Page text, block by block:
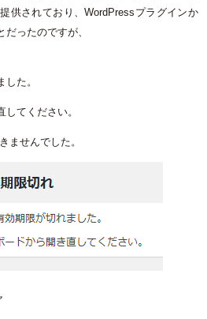
供されており、WordPressプラグインか
ったのですが、
た。
てください。
ませんでした。